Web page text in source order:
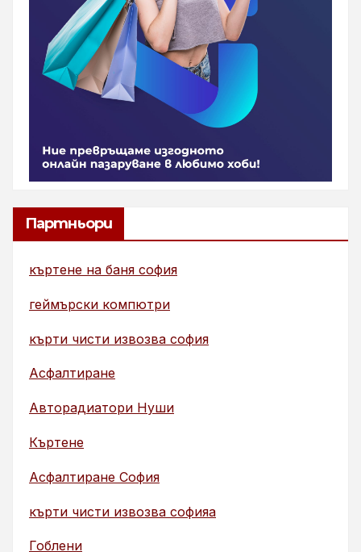
Партньори
къртене на баня софия
геймърски компютри
кърти чисти извозва софия
Асфалтиране
Авторадиатори Нуши
Къртене
Асфалтиране София
кърти чисти извозва софияа
Гоблени